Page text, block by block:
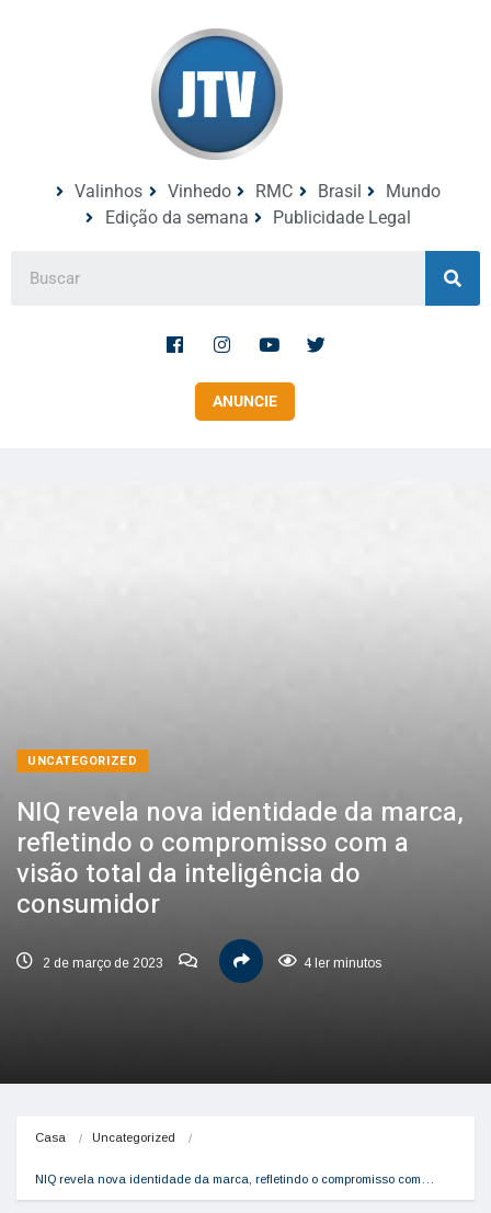
Valinhos Vinhedo RMC Brasil
Mundo
Edição da semana
Publicidade Legal
ANUNCIE
UNCATEGORIZED
NIQ revela nova identidade da marca,
refletindo o compromisso com a
visão total da inteligência do
consumidor
2 de março de 2023 4 ler minutos
Casa Uncategorized
NIQ revela nova identidade da marca, refletindo o compromisso com…